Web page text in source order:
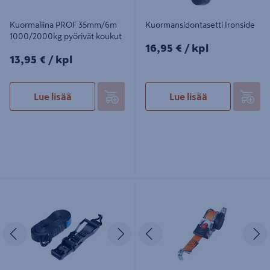
Kuormaliina PROF 35mm/6m
1000/2000kg pyörivät koukut
13,95€/kpl
13,95 € / kpl
Lue lisää
Kuormansidontasetti Ironside
16,95€/kpl
16,95 € / kpl
Lue lisää
Edellinen SeuraavaEdellinen